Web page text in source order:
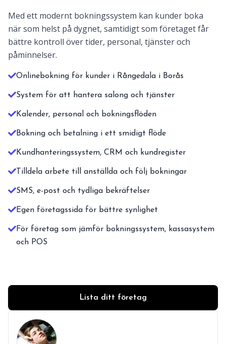
Med ett modernt bokningssystem kan kunder boka
när som helst på dygnet, samtidigt som företaget får
bättre kontroll över tider, personal, tjänster och
påminnelser.
Onlinebokning för kunder i Rångedala i Borås
System för att hantera salong och tjänster
Kalender, personal och bokningsflöden
Bokning och betalning i ett smidigt flöde
Kundhanteringssystem, CRM och kundregister
Tilldela arbete till anställda och följ bokningar
SMS, e-post och tydliga bekräftelser
Egen företagssida för bättre synlighet
För företag som jämför bokningssystem, kassasystem
och POS
Lista ditt företag